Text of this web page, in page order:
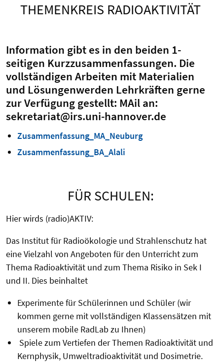
THEMENKREIS RADIOAKTIVITÄT
Information gibt es in den beiden 1-
seitigen Kurzzusammenfassungen. Die
vollständigen Arbeiten mit Materialien
und Lösungenwerden Lehrkräften gerne
zur Verfügung gestellt: MAil an:
sekretariat@irs.uni-hannover.de
Zusammenfassung_MA_Neuburg
Zusammenfassung_BA_Alali
FÜR SCHULEN:
Hier wirds (radio)AKTIV:
Das Institut für Radioökologie und Strahlenschutz hat
eine Vielzahl von Angeboten für den Unterricht zum
Thema Radioaktivität und zum Thema Risiko in Sek I
und II. Dies beinhaltet
Experimente für Schülerinnen und Schüler (wir
kommen gerne mit vollständigen Klassensätzen mit
unserem mobile RadLab zu Ihnen)
Spiele zum Vertiefen der Themen Radioaktivität und
Kernphysik, Umweltradioaktivität und Dosimetrie.